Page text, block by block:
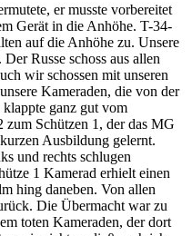
er musste vorbereitet
Gerät in die Anhöhe. T-34-
auf die Anhöhe zu. Unsere
Russe schoss aus allen
wir schossen mit unseren
Kameraden, die von der
ganz gut vom
zum Schützen 1, der das MG
Ausbildung gelernt.
und rechts schlugen
1 Kamerad erhielt einen
hing daneben. Von allen
Die Übermacht war zu
toten Kameraden, der dort